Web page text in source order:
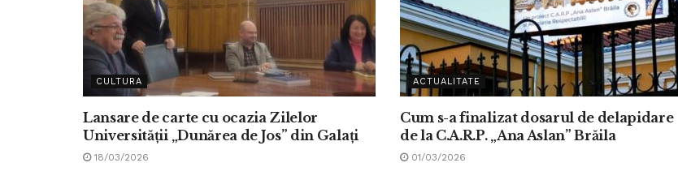
CULTURA
Lansare de carte cu ocazia Zilelor
Universității „Dunărea de Jos” din Galați
18/03/2026
ACTUALITATE
Cum s-a finalizat dosarul de delapidare
de la C.A.R.P. „Ana Aslan” Brăila
01/03/2026